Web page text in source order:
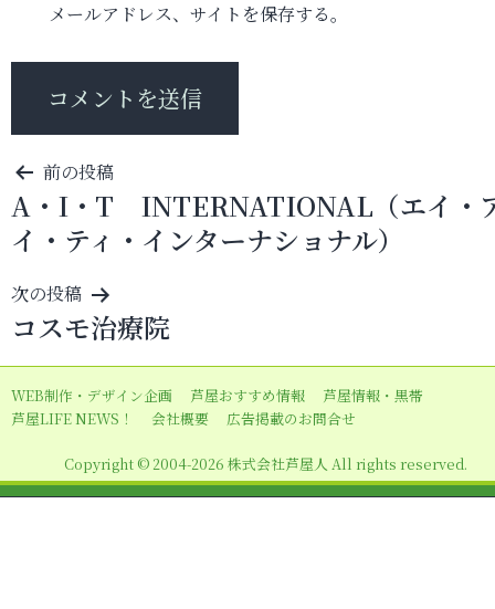
メールアドレス、サイトを保存する。
投
稿
ナ
ビ
ゲ
ー
シ
ョ
前の投稿
A・I・T INTERNATIONAL（エイ・
イ・ティ・インターナショナル）
次の投稿
コスモ治療院
WEB制作・デザイン企画 芦屋おすすめ情報
芦屋情報・黒帯
芦屋LIFE NEWS！
会社概要 広告掲載のお問合せ
Copyright © 2004-2026 株式会社芦屋人 All rights reserved.